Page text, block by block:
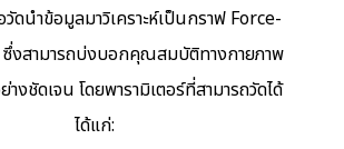
ดนำข้อมูลมาวิเคราะห์เป็นกราฟ Force-
งสามารถบ่งบอกคุณสมบัติทางกายภาพ
ชัดเจน โดยพารามิเตอร์ที่สามารถวัดได้
ได้แก่: